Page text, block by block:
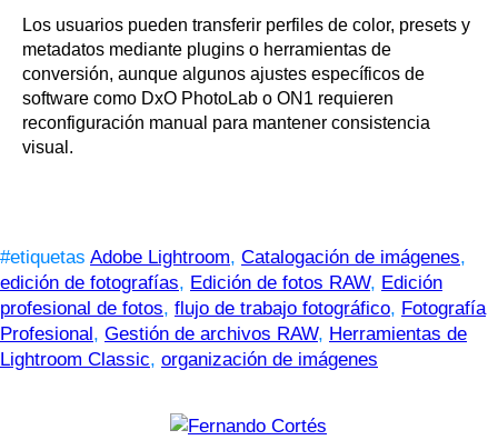
Los usuarios pueden transferir perfiles de color, presets y
metadatos mediante plugins o herramientas de
conversión, aunque algunos ajustes específicos de
software como DxO PhotoLab o ON1 requieren
reconfiguración manual para mantener consistencia
visual.
#etiquetas Adobe Lightroom, Catalogación de imágenes,
edición de fotografías, Edición de fotos RAW, Edición
profesional de fotos, flujo de trabajo fotográfico, Fotografía
Profesional, Gestión de archivos RAW, Herramientas de
Lightroom Classic, organización de imágenes